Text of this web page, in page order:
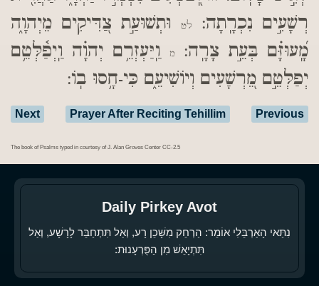
רְשָׁעִ֣ים נִכְרָֽתָה:
לט
וּתְשׁוּעַ֣ת צַ֭דִּיקִים מֵיְהוָ֑ה
מָֽ֝עוּזָּ֗ם בְּעֵ֣ת צָרָֽה:
מ
וַֽיַּעְזְרֵ֥ם יְהוָ֗ה וַֽיְפַ֫לְּטֵ֥ם
יְפַלְּטֵ֣ם מֵ֭רְשָׁעִים וְיוֹשִׁיעֵ֑ם כִּי-חָ֥סוּ בֽוֹ:
Previous
Next Prayer After Reciting Tehillim
The book of Psalms typed in courtesy of J. Alan Groves Center CC-2.5
Daily Pirkey Avot
נִתַּאי הָאַרְבֵּלִי אוֹמֵר: הַרְחֵק מִשָּׁכֵן רָע, וְאַל תִּתְחַבֵּר לָרָשָׁע, וְאַל
תִּתְיָאֵשׁ מִן הַפֻּרְעָנוּת: